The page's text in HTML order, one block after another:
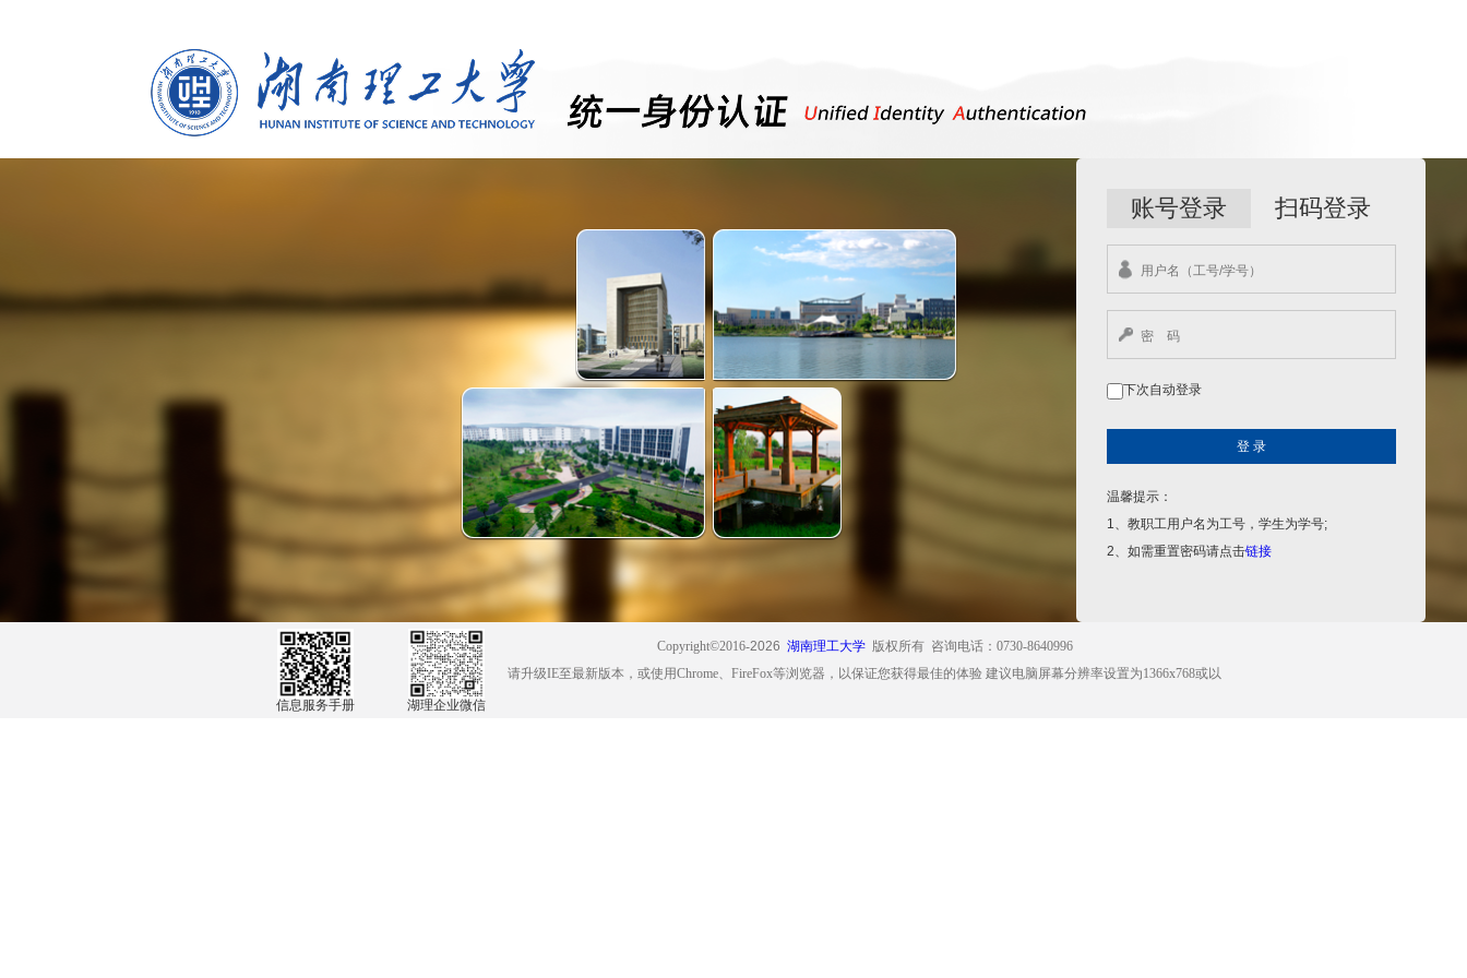
账号登录 扫码登录
下次自动登录
温馨提示：
1、教职工用户名为工号，学生为学号;
2、如需重置密码请点击链接
信息服务手册 湖理企业微信
Copyright©2016-2026 湖南理工大学版权所有 咨询电话：0730-8640996
请升级IE至最新版本，或使用Chrome、FireFox等浏览器，以保证您获得最佳的体验 建议电脑屏幕分辨率设置为1366x768或以